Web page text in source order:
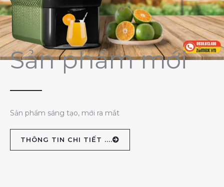
Sản phẩm mới
Sản phẩm sáng tạo, mới ra mắt
THÔNG TIN CHI TIẾT ....